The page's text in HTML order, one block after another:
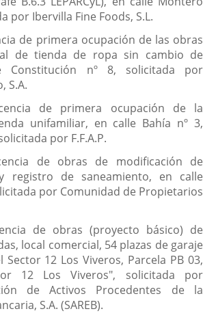
por Ibervilla Fine Foods, S.L.
de primera ocupación de las obras
de tienda de ropa sin cambio de
Constitución nº 8, solicitada por
S.A.
de primera ocupación de la
unifamiliar, en calle Bahía nº 3,
por F.F.A.P.
de obras de modificación de
registro de saneamiento, en calle
por Comunidad de Propietarios
de obras (proyecto básico) de
local comercial, 54 plazas de garaje
12 Los Viveros, Parcela PB 03,
12 Los Viveros", solicitada por
de Activos Procedentes de la
S.A. (SAREB).